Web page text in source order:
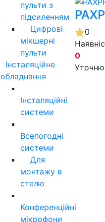
пульти з
підсиленням
Цифрові
мікшерні
пульти
Інсталяційне
обладнання
Інсталяційні
системи
Всепогодні
системи
Для
монтажу в
стелю
Конференційні
мікрофони
0
0